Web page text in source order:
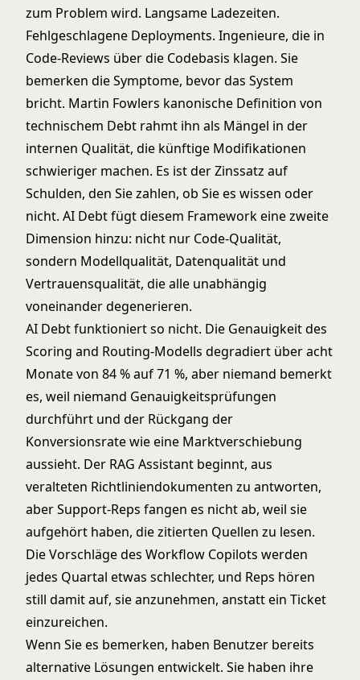
zum Problem wird. Langsame Ladezeiten.
Fehlgeschlagene Deployments. Ingenieure, die in
Code-Reviews über die Codebasis klagen. Sie
bemerken die Symptome, bevor das System
bricht. Martin Fowlers kanonische Definition von
technischem Debt rahmt ihn als Mängel in der
internen Qualität, die künftige Modifikationen
schwieriger machen. Es ist der Zinssatz auf
Schulden, den Sie zahlen, ob Sie es wissen oder
nicht. AI Debt fügt diesem Framework eine zweite
Dimension hinzu: nicht nur Code-Qualität,
sondern Modellqualität, Datenqualität und
Vertrauensqualität, die alle unabhängig
voneinander degenerieren.
AI Debt funktioniert so nicht. Die Genauigkeit des
Scoring and Routing-Modells degradiert über acht
Monate von 84 % auf 71 %, aber niemand bemerkt
es, weil niemand Genauigkeitsprüfungen
durchführt und der Rückgang der
Konversionsrate wie eine Marktverschiebung
aussieht. Der RAG Assistant beginnt, aus
veralteten Richtliniendokumenten zu antworten,
aber Support-Reps fangen es nicht ab, weil sie
aufgehört haben, die zitierten Quellen zu lesen.
Die Vorschläge des Workflow Copilots werden
jedes Quartal etwas schlechter, und Reps hören
still damit auf, sie anzunehmen, anstatt ein Ticket
einzureichen.
Wenn Sie es bemerken, haben Benutzer bereits
alternative Lösungen entwickelt. Sie haben ihre